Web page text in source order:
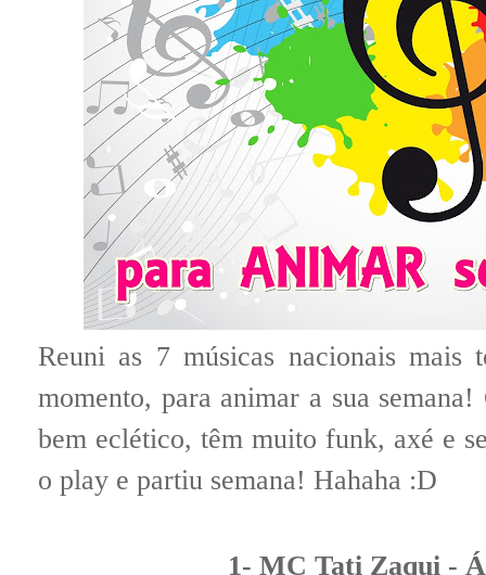
Reuni as 7 músicas nacionais mais
momento, para animar a sua
bem eclético, têm muito funk, axé e
o play e partiu semana! Hahaha :D
1- MC Tati Zaqui -